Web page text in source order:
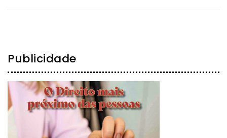
Publicidade